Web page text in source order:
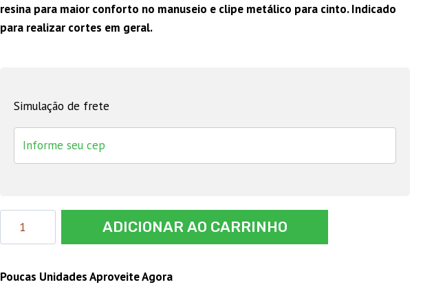
resina para maior conforto no manuseio e clipe metálico para cinto. Indicado
para realizar cortes em geral.
Simulação de frete
196
ADICIONAR AO CARRINHO
Poucas Unidades Aproveite Agora